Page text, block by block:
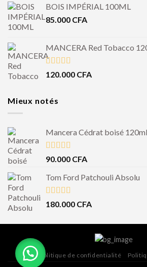
BOIS IMPÉRIAL 100ML
85.000 CFA
MANCERA Red Tobacco
Note4.50
120.000 CFA
Mieux notés
Mancera Cédrat boisé 120ml
Note5.00
90.000 CFA
Tom Ford Patchouli Absolu
Note5.00
180.000 CFA
Politique de confidentialité